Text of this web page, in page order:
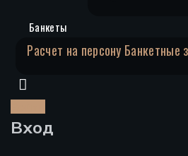
Банкеты
Расчет на персону Банкетные
Вход